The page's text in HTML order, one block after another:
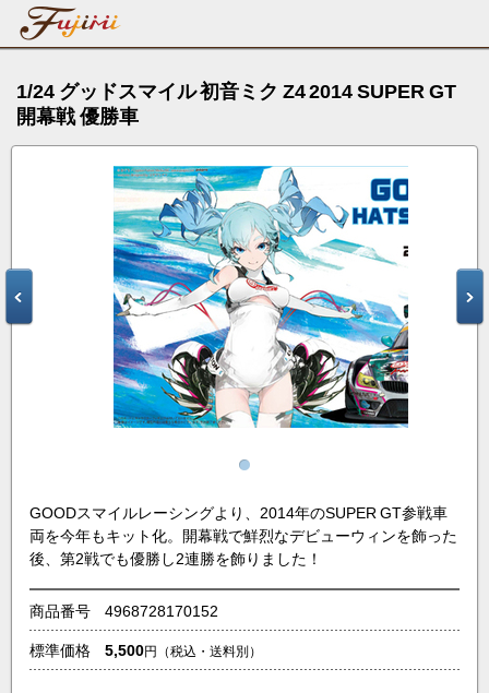
1/24 グッドスマイル 初音ミク Z4 2014 SUPER GT
開幕戦 優勝車
GOODスマイルレーシングより、2014年のSUPER GT参戦車
両を今年もキット化。開幕戦で鮮烈なデビューウィンを飾った
後、第2戦でも優勝し2連勝を飾りました！
商品番号 4968728170152
標準価格 5,500円 （税込・送料別）